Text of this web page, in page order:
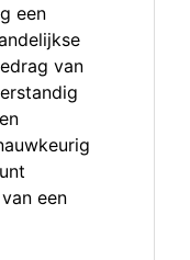
een
van
een